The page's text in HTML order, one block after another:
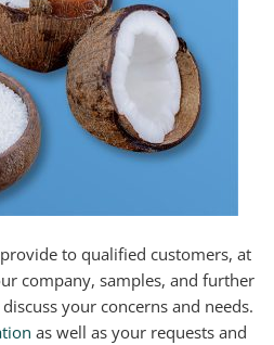
to qualified customers, at
company, samples, and further
your concerns and needs.
as well as your requests and